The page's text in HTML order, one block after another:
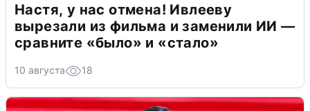
Настя, у нас отмена! Ивлееву
вырезали из фильма и заменили ИИ —
сравните «было» и «стало»
10 августа 18